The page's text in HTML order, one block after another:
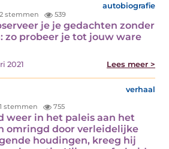
autobiografie
stemmen 539
je je gedachten zonder
zo probeer je tot jouw ware
2021 Lees meer >
verhaal
stemmen 755
weer in het paleis aan het
omringd door verleidelijke
houdingen, kreeg hij